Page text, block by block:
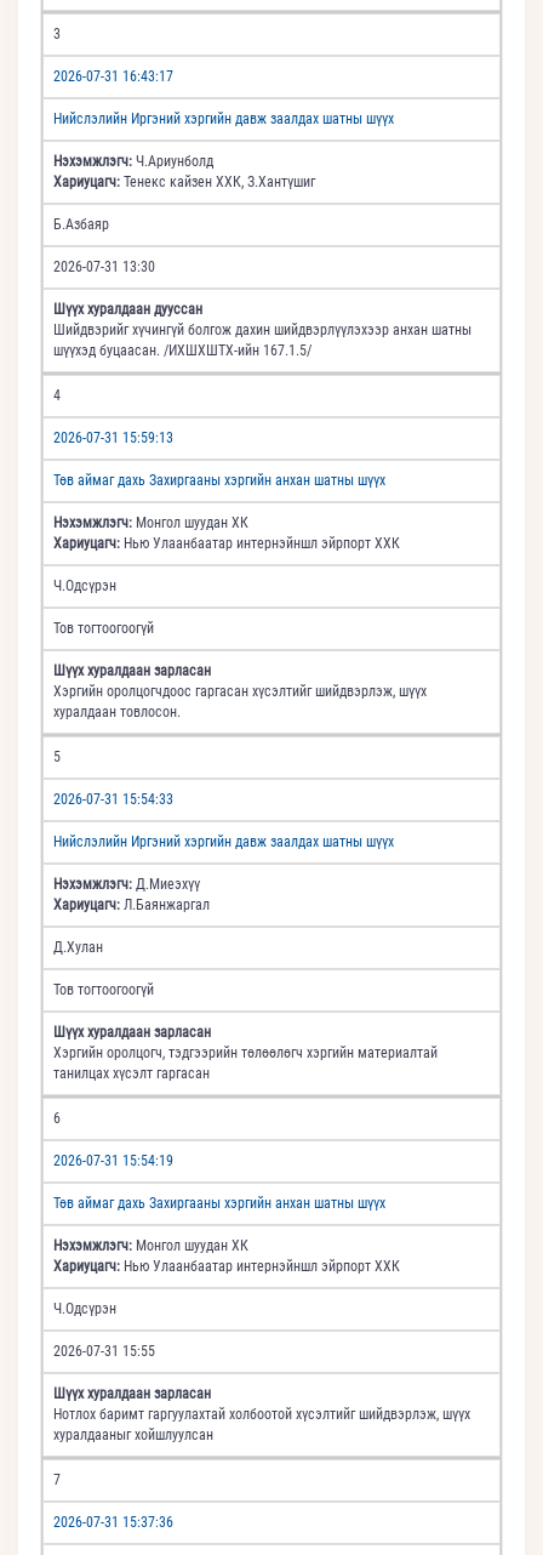
3
2026-07-31 16:43:17
Нийслэлийн Иргэний хэргийн давж заалдах шатны шүүх
Нэхэмжлэгч: Ч.Ариунболд
Хариуцагч: Тенекс кайзен ХХК, З.Хантүшиг
Б.Азбаяр
2026-07-31 13:30
Шүүх хуралдаан дууссан
Шийдвэрийг хүчингүй болгож дахин шийдвэрлүүлэхээр анхан шатны
шүүхэд буцаасан. /ИХШХШТХ-ийн 167.1.5/
4
2026-07-31 15:59:13
Төв аймаг дахь Захиргааны хэргийн анхан шатны шүүх
Нэхэмжлэгч: Монгол шуудан ХК
Хариуцагч: Нью Улаанбаатар интернэйншл эйрпорт ХХК
Ч.Одсүрэн
Тов тогтоогоогүй
Шүүх хуралдаан зарласан
Хэргийн оролцогчдоос гаргасан хүсэлтийг шийдвэрлэж, шүүх
хуралдаан товлосон.
5
2026-07-31 15:54:33
Нийслэлийн Иргэний хэргийн давж заалдах шатны шүүх
Нэхэмжлэгч: Д.Миеэхүү
Хариуцагч: Л.Баянжаргал
Д.Хулан
Тов тогтоогоогүй
Шүүх хуралдаан зарласан
Хэргийн оролцогч, тэдгээрийн төлөөлөгч хэргийн материалтай
танилцах хүсэлт гаргасан
6
2026-07-31 15:54:19
Төв аймаг дахь Захиргааны хэргийн анхан шатны шүүх
Нэхэмжлэгч: Монгол шуудан ХК
Хариуцагч: Нью Улаанбаатар интернэйншл эйрпорт ХХК
Ч.Одсүрэн
2026-07-31 15:55
Шүүх хуралдаан зарласан
Нотлох баримт гаргуулахтай холбоотой хүсэлтийг шийдвэрлэж, шүүх
хуралдааныг хойшлуулсан
7
2026-07-31 15:37:36